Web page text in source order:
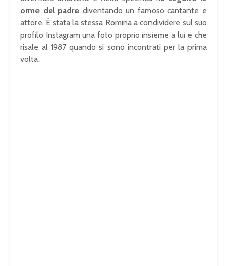
orme del padre diventando un famoso cantante e
attore. È stata la stessa Romina a condividere sul suo
profilo Instagram una foto proprio insieme a lui e che
risale al 1987 quando si sono incontrati per la prima
volta.